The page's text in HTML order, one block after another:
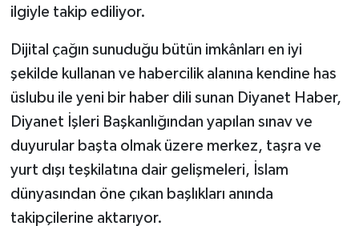
ilgiyle takip ediliyor.
Dijital çağın sunuduğu bütün imkânları en iyi
şekilde kullanan ve habercilik alanına kendine has
üslubu ile yeni bir haber dili sunan Diyanet Haber,
Diyanet İşleri Başkanlığından yapılan sınav ve
duyurular başta olmak üzere merkez, taşra ve
yurt dışı teşkilatına dair gelişmeleri, İslam
dünyasından öne çıkan başlıkları anında
takipçilerine aktarıyor.
Burdur Müftülüğü
Bursa Müftülüğü
Çanakkale Müftülüğü
Çankırı Müftülüğü
Ekonomi
Duyurular
Podcast
Bilim, Teknoloji